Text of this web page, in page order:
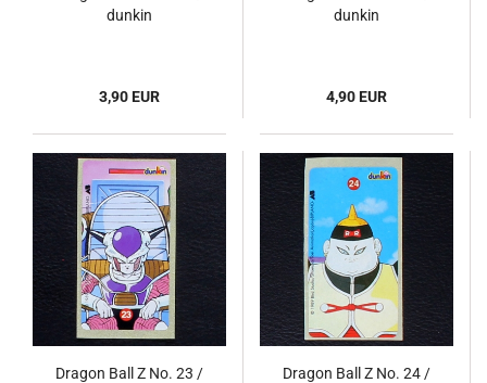
dunkin
3,90 EUR
dunkin
4,90 EUR
Dragon Ball Z No. 23 /
Dragon Ball Z No. 24 /